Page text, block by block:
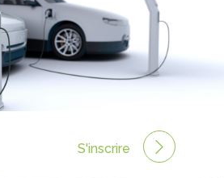
S'inscrire